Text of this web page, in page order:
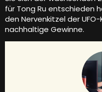
für Tong Ru entschieden
den Nervenkitzel der
nachhaltige Gewinne.